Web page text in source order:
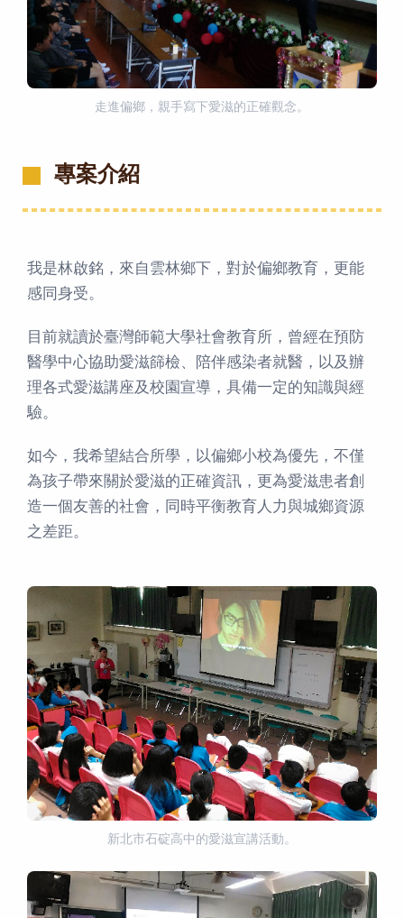
走進偏鄉，親手寫下愛滋的正確觀念。
專案介紹
我是林啟銘，來自雲林鄉下，對於偏鄉教育，更能
感同身受。
目前就讀於臺灣師範大學社會教育所，曾經在預防
醫學中心協助愛滋篩檢、陪伴感染者就醫，以及辦
理各式愛滋講座及校園宣導，具備一定的知識與經
驗。
如今，我希望結合所學，以偏鄉小校為優先，不僅
為孩子帶來關於愛滋的正確資訊，更為愛滋患者創
造一個友善的社會，同時平衡教育人力與城鄉資源
之差距。
新北市石碇高中的愛滋宣講活動。